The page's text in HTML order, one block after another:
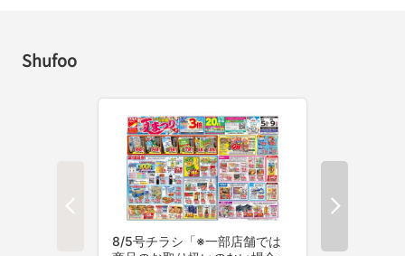
Shufoo